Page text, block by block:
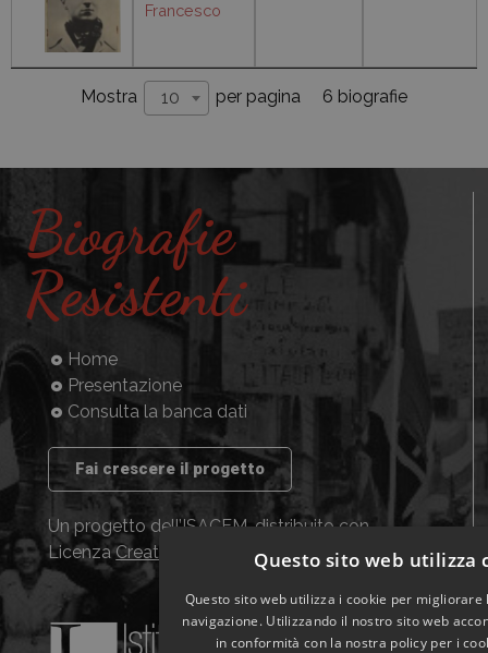
Francesco
Mostra 10 per pagina 6 biografie
Biografie
Resistenti
Home
Presentazione
Consulta la banca dati
Fai crescere il progetto
Un progetto dell’ISACEM, distribuito con
LicenzaCreative Commons CC BY NC SA
Questo sito web utilizza
Questo sito web utilizza i cookie per
navigazione. Utilizzando il nostro sito web
in conformità con la nostra policy per i